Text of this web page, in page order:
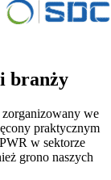
branży
zorganizowany we
praktycznym
w sektorze
grono naszych